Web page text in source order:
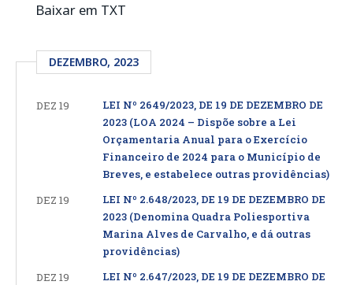
Baixar em TXT
DEZEMBRO, 2023
DEZ 19
LEI Nº 2649/2023, DE 19 DE DEZEMBRO DE
2023 (LOA 2024 – Dispõe sobre a Lei
Orçamentaria Anual para o Exercício
Financeiro de 2024 para o Município de
Breves, e estabelece outras providências)
DEZ 19
LEI Nº 2.648/2023, DE 19 DE DEZEMBRO DE
2023 (Denomina Quadra Poliesportiva
Marina Alves de Carvalho, e dá outras
providências)
DEZ 19
LEI Nº 2.647/2023, DE 19 DE DEZEMBRO DE